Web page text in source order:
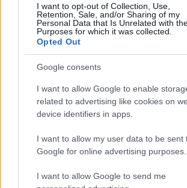
I want to opt-out of Collection, Use,
Retention, Sale, and/or Sharing of my
Personal Data that Is Unrelated with
Purposes for which it was collected.
Opted Out
Google consents
I want to allow Google to enable
related to advertising like cookies on
device identifiers in apps.
I want to allow my user data to be sent
Google for online advertising purposes.
I want to allow Google to send me
PÁRKAPCSOLAT #ABONY # BRUTÁLIS